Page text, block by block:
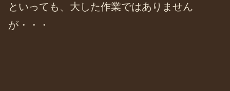
といっても、大した作業ではありません
が・・・